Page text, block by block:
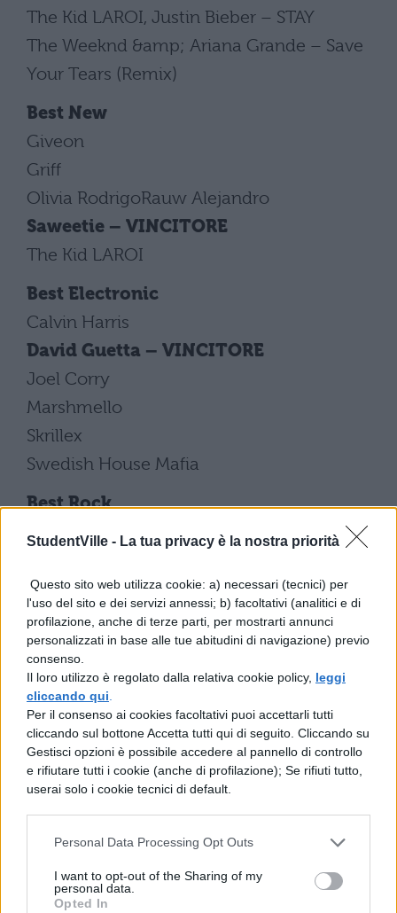
StudentVille - La tua privacy è la nostra priorità
Questo sito web utilizza cookie: a) necessari (tecnici) per
l'uso del sito e dei servizi annessi; b) facoltativi (analitici e di
profilazione, anche di terze parti, per mostrarti annunci
personalizzati in base alle tue abitudini di navigazione) previo
consenso.
Il loro utilizzo è regolato dalla relativa cookie policy, leggi
cliccando qui
Per il consenso ai cookies facoltativi puoi accettarli tutti
cliccando sul bottone Accetta tutti qui di seguito. Cliccando su
Gestisci opzioni è possibile accedere al pannello di controllo
e rifiutare tutti i cookie (anche di profilazione); Se rifiuti tutto,
userai solo i cookie tecnici di default.
Personal Data Processing Opt Outs
I want to opt-out of the Sharing of my
personal data.
Opted In
The Kid LAROI, Justin Bieber – STAY
The Weeknd &amp; Ariana Grande – Save
Your Tears (Remix)
Best New
Giveon
Griff
Olivia RodrigoRauw Alejandro
Saweetie – VINCITORE
The Kid LAROI
Best Electronic
Calvin Harris
David Guetta – VINCITORE
Joel Corry
Marshmello
Skrillex
Swedish House Mafia
Best Rock
Coldplay
Imagine Dragons
Kings Of Leon
Måneskin – VINCITORE
The Killers
Best Alternative
Halsey
Lorde
Machine Gun Kelly
YUNGBLUD – VINCITORE